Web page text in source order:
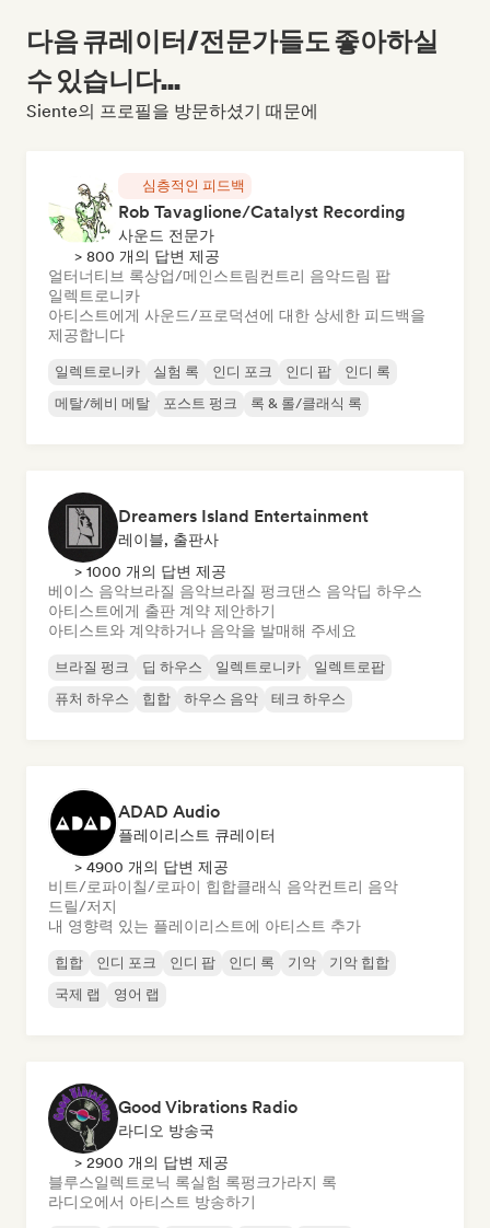
다음 큐레이터/전문가들도 좋아하실
수 있습니다...
Siente의 프로필을 방문하셨기 때문에
심층적인 피드백
Rob Tavaglione/Catalyst Recording
사운드 전문가
> 800 개의 답변 제공
얼터너티브 록상업/메인스트림컨트리 음악드림 팝
일렉트로니카
아티스트에게 사운드/프로덕션에 대한 상세한 피드백을
제공합니다
일렉트로니카 실험 록 인디 포크 인디 팝
인디 록
메탈/헤비 메탈
포스트 펑크 록 & 롤/클래식 록
Dreamers Island Entertainment
레이블, 출판사
> 1000 개의 답변 제공
베이스 음악브라질 음악브라질 펑크댄스 음악딥 하우스
아티스트에게 출판 계약 제안하기
아티스트와 계약하거나 음악을 발매해 주세요
브라질 펑크 딥 하우스 일렉트로니카
일렉트로팝
퓨처 하우스
힙합 하우스 음악 테크 하우스
ADAD Audio
플레이리스트 큐레이터
> 4900 개의 답변 제공
비트/로파이칠/로파이 힙합클래식 음악컨트리 음악
드릴/저지
내 영향력 있는 플레이리스트에 아티스트 추가
힙합 인디 포크 인디 팝 인디 록 기악
기악 힙합
국제 랩
영어 랩
Good Vibrations Radio
라디오 방송국
> 2900 개의 답변 제공
블루스일렉트로닉 록실험 록펑크가라지 록
라디오에서 아티스트 방송하기